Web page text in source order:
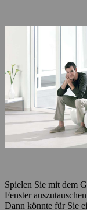
Spielen Sie mit dem
Fenster
Dann könnte für Sie